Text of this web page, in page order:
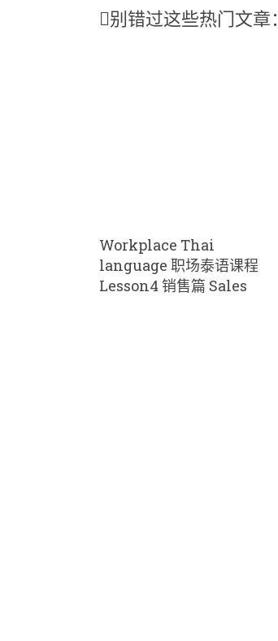
别错过这些热门文章：
Workplace Thai
language 职场泰语课程
Lesson4 销售篇 Sales